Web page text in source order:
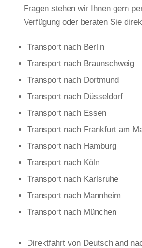
Fragen stehen wir Ihnen gern
Verfügung oder beraten Sie
Transport nach Berlin
Transport nach Braunschweig
Transport nach Dortmund
Transport nach Düsseldorf
Transport nach Essen
Transport nach Frankfurt am
Transport nach Hamburg
Transport nach Köln
Transport nach Karlsruhe
Transport nach Mannheim
Transport nach München
Direktfahrt von Deutschland